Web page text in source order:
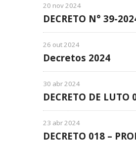
20 nov 2024
DECRETO N° 39-
26 out 2024
Decretos 2024
30 abr 2024
DECRETO DE
23 abr 2024
DECRETO 018 –